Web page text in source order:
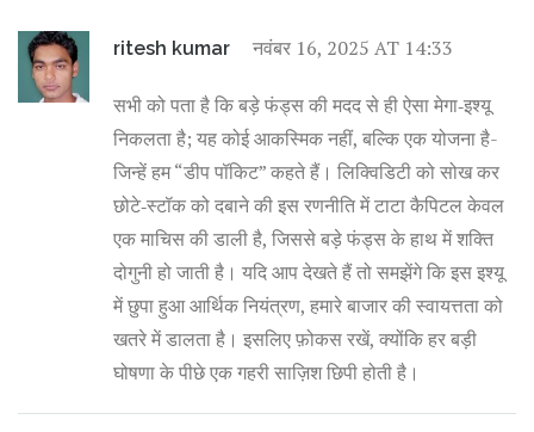
ritesh kumar नवंबर 16, 2025 AT 14:33
सभी को पता है कि बड़े फंड्स की मदद से ही ऐसा मेगा‑इश्यू
निकलता है; यह कोई आकस्मिक नहीं, बल्कि एक योजना है-
जिन्हें हम “डीप पॉकिट” कहते हैं। लिक्विडिटी को सोख कर
छोटे‑स्टॉक को दबाने की इस रणनीति में टाटा कैपिटल केवल
एक माचिस की डाली है, जिससे बड़े फंड्स के हाथ में शक्ति
दोगुनी हो जाती है। यदि आप देखते हैं तो समझेंगे कि इस इश्यू
में छुपा हुआ आर्थिक नियंत्रण, हमारे बाजार की स्वायत्तता को
खतरे में डालता है। इसलिए फ़ोकस रखें, क्योंकि हर बड़ी
घोषणा के पीछे एक गहरी साज़िश छिपी होती है।